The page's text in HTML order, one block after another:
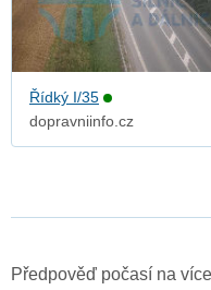
Řídký I/35
dopravniinfo.cz
Předpověď počasí na